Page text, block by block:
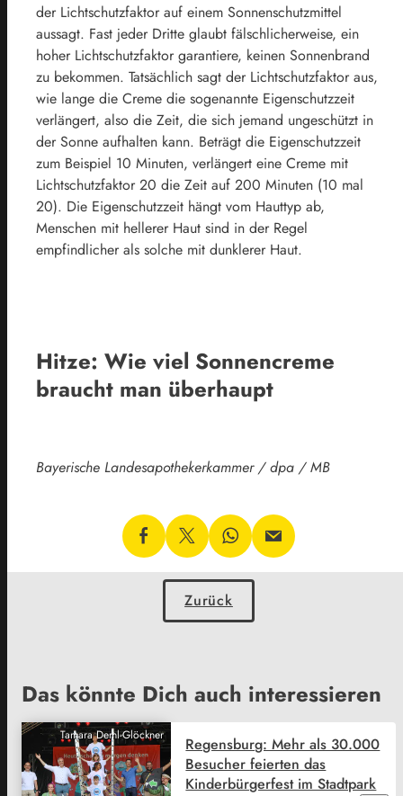
der Lichtschutzfaktor auf einem Sonnenschutzmittel
aussagt. Fast jeder Dritte glaubt fälschlicherweise, ein
hoher Lichtschutzfaktor garantiere, keinen Sonnenbrand
zu bekommen. Tatsächlich sagt der Lichtschutzfaktor aus,
wie lange die Creme die sogenannte Eigenschutzzeit
verlängert, also die Zeit, die sich jemand ungeschützt in
der Sonne aufhalten kann. Beträgt die Eigenschutzzeit
zum Beispiel 10 Minuten, verlängert eine Creme mit
Lichtschutzfaktor 20 die Zeit auf 200 Minuten (10 mal
20). Die Eigenschutzzeit hängt vom Hauttyp ab,
Menschen mit hellerer Haut sind in der Regel
empfindlicher als solche mit dunklerer Haut.
Hitze: Wie viel Sonnencreme
braucht man überhaupt
Bayerische Landesapothekerkammer / dpa / MB
Zurück
Das könnte Dich auch interessieren
Tamara Deml-Glöckner
Regensburg: Mehr als 30.000
Besucher feierten das
Kinderbürgerfest im Stadtpark